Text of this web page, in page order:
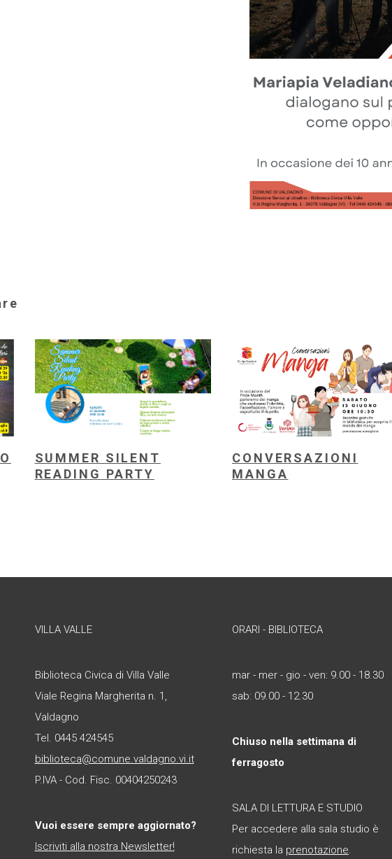
SUMMER SILENT
READING PARTY
CONVERSAZIONI
MANGA
VILLA VALLE
Biblioteca Civica di Villa Valle
Viale Regina Margherita n. 1,
Valdagno
Tel. 0445 424545
biblioteca@comune.valdagno.vi.it
P.IVA - Cod. Fisc. 00404250243
Vuoi essere sempre aggiornato?
Iscriviti alla nostra Newsletter!
ORARI - BIBLIOTECA
mar - mer - gio - ven: 9.00 - 18.30
sab: 09.00 - 12.30
Chiuso nella settimana di
ferragosto
SALA DI LETTURA E STUDIO
Per accedere alla sala studio è
richiesta la prenotazione.